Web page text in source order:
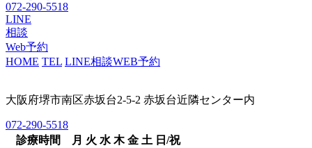
072-290-5518
LINE
相談
Web予約
HOME TEL LINE相談WEB予約
大阪府堺市南区赤坂台2-5-2 赤坂台近隣センター内
072-290-5518
診療時間
月 火 水 木 金 土 日/祝